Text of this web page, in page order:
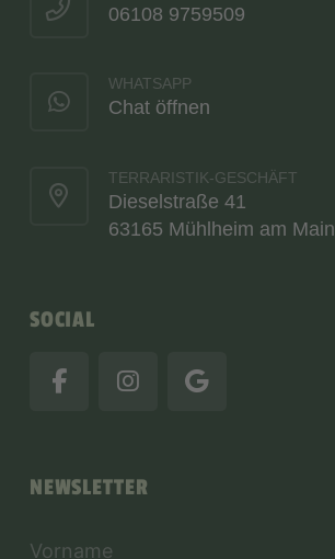
06108 9759509
WHATSAPP
Chat öffnen
TERRARISTIK-GESCHÄFT
Dieselstraße 41
63165 Mühlheim am Main
SOCIAL
NEWSLETTER